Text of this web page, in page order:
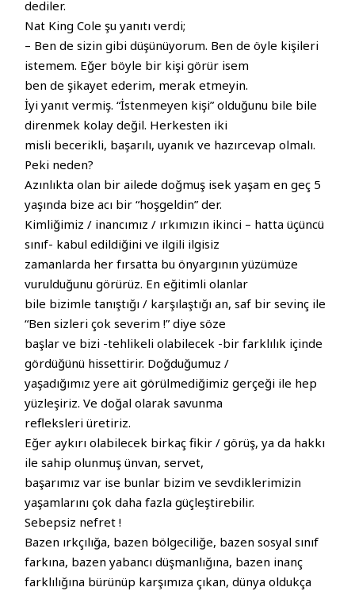
dediler.
Nat King Cole şu yanıtı verdi;
– Ben de sizin gibi düşünüyorum. Ben de öyle kişileri
istemem. Eğer böyle bir kişi görür isem
ben de şikayet ederim, merak etmeyin.
İyi yanıt vermiş. “İstenmeyen kişi” olduğunu bile bile
direnmek kolay değil. Herkesten iki
misli becerikli, başarılı, uyanık ve hazırcevap olmalı.
Peki neden?
Azınlıkta olan bir ailede doğmuş isek yaşam en geç 5
yaşında bize acı bir “hoşgeldin” der.
Kimliğimiz / inancımız / ırkımızın ikinci – hatta üçüncü
sınıf- kabul edildiğini ve ilgili ilgisiz
zamanlarda her fırsatta bu önyargının yüzümüze
vurulduğunu görürüz. En eğitimli olanlar
bile bizimle tanıştığı / karşılaştığı an, saf bir sevinç ile
“Ben sizleri çok severim !” diye söze
başlar ve bizi -tehlikeli olabilecek -bir farklılık içinde
gördüğünü hissettirir. Doğduğumuz /
yaşadığımız yere ait görülmediğimiz gerçeği ile hep
yüzleşiriz. Ve doğal olarak savunma
refleksleri üretiriz.
Eğer aykırı olabilecek birkaç fikir / görüş, ya da hakkı
ile sahip olunmuş ünvan, servet,
başarımız var ise bunlar bizim ve sevdiklerimizin
yaşamlarını çok daha fazla güçleştirebilir.
Sebepsiz nefret !
Bazen ırkçılığa, bazen bölgeciliğe, bazen sosyal sınıf
farkına, bazen yabancı düşmanlığına, bazen inanç
farklılığına bürünüp karşımıza çıkan, dünya oldukça